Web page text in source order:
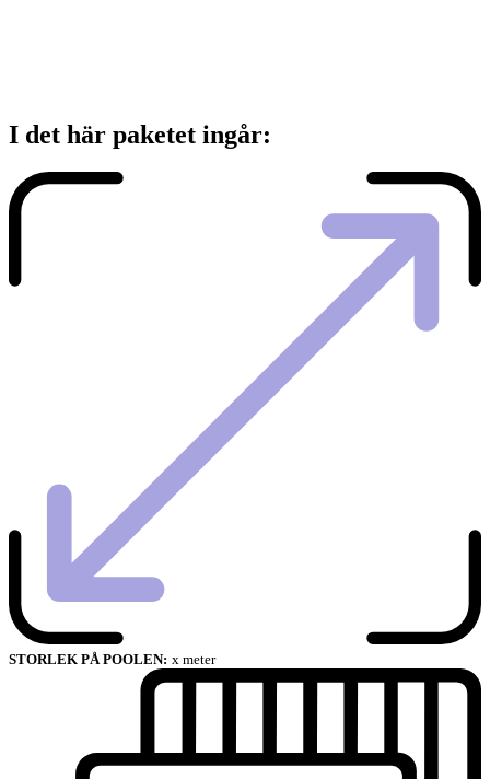
I det här paketet ingår:
STORLEK PÅ POOLEN: x meter